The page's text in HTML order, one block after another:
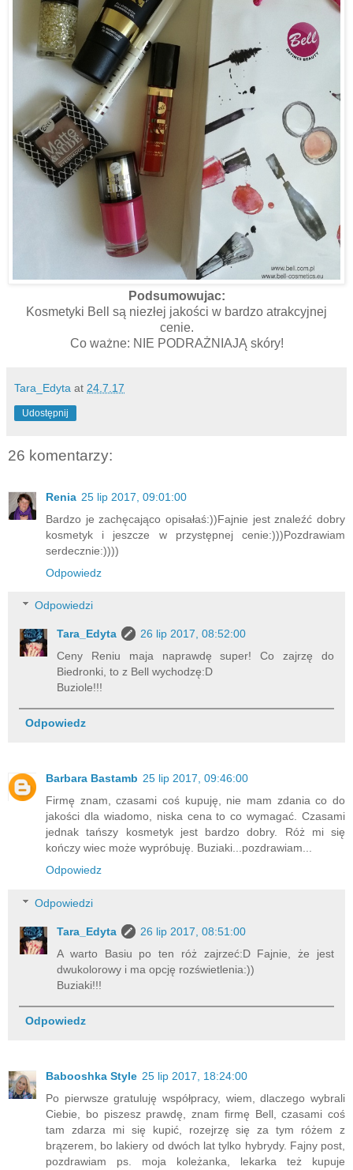
Podsumowujac:
Kosmetyki Bell są niezłej jakości w bardzo atrakcyjnej
cenie.
Co ważne: NIE PODRAŻNIAJĄ skóry!
Tara_Edyta at 24.7.17
Udostępnij
26 komentarzy:
Renia 25 lip 2017, 09:01:00
Bardzo je zachęcająco opisałaś:))Fajnie jest znaleźć dobry
kosmetyk i jeszcze w przystępnej cenie:)))Pozdrawiam
serdecznie:))))
Odpowiedz
Odpowiedzi
Tara_Edyta
26 lip 2017, 08:52:00
Ceny Reniu maja naprawdę super! Co zajrzę do
Biedronki, to z Bell wychodzę:D
Buziole!!!
Odpowiedz
Barbara Bastamb 25 lip 2017, 09:46:00
Firmę znam, czasami coś kupuję, nie mam zdania co do
jakości dla wiadomo, niska cena to co wymagać. Czasami
jednak tańszy kosmetyk jest bardzo dobry. Róż mi się
kończy wiec może wypróbuję. Buziaki...pozdrawiam...
Odpowiedz
Odpowiedzi
Tara_Edyta
26 lip 2017, 08:51:00
A warto Basiu po ten róż zajrzeć:D Fajnie, że jest
dwukolorowy i ma opcję rozświetlenia:))
Buziaki!!!
Odpowiedz
Babooshka Style 25 lip 2017, 18:24:00
Po pierwsze gratuluję współpracy, wiem, dlaczego wybrali
Ciebie, bo piszesz prawdę, znam firmę Bell, czasami coś
tam zdarza mi się kupić, rozejrzę się za tym różem z
brązerem, bo lakiery od dwóch lat tylko hybrydy. Fajny post,
pozdrawiam ps. moja koleżanka, lekarka też kupuje